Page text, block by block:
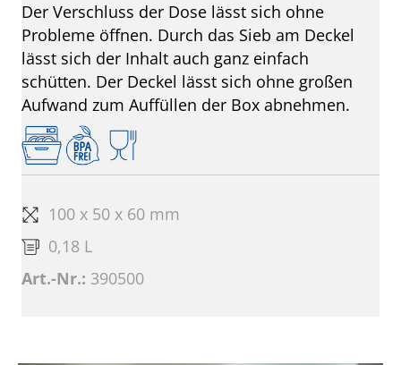
Der Verschluss der Dose lässt sich ohne
Probleme öffnen. Durch das Sieb am Deckel
lässt sich der Inhalt auch ganz einfach
schütten. Der Deckel lässt sich ohne großen
Aufwand zum Auffüllen der Box abnehmen.
100 x 50 x 60 mm
0,18 L
Art.-Nr.: 390500